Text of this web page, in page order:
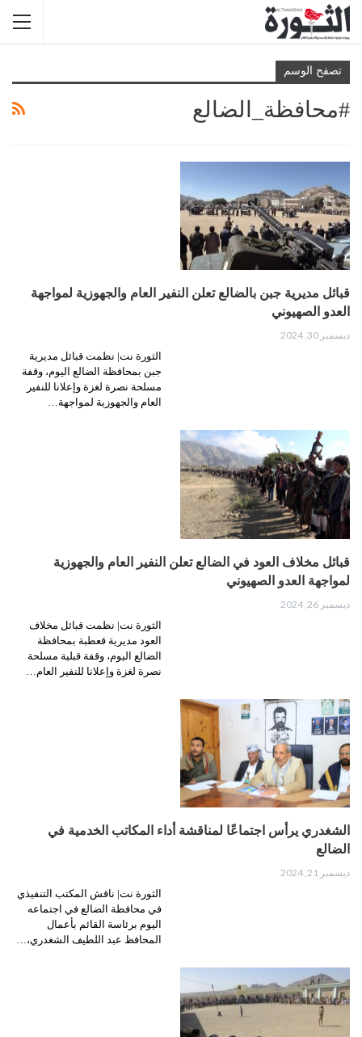
تصفح الوسم
#محافظة_الضالع
قبائل مديرية جبن بالضالع تعلن النفير العام والجهوزية لمواجهة
العدو الصهيوني
ديسمبر 30, 2024
الثورة نت| نظمت قبائل مديرية
جبن بمحافظة الضالع اليوم، وقفة
مسلحة نصرة لغزة وإعلانا للنفير
العام والجهوزية لمواجهة…
قبائل مخلاف العود في الضالع تعلن النفير العام والجهوزية
لمواجهة العدو الصهيوني
ديسمبر 26, 2024
الثورة نت| نظمت قبائل مخلاف
العود مديرية قعطبة بمحافظة
الضالع اليوم، وقفة قبلية مسلحة
نصرة لغزة وإعلانا للنفير العام…
الشغدري يرأس اجتماعًا لمناقشة أداء المكاتب الخدمية في
الضالع
ديسمبر 21, 2024
الثورة نت| ناقش المكتب التنفيذي
في محافظة الضالع في اجتماعه
اليوم برئاسة القائم بأعمال
المحافظ عبد اللطيف الشغدري،…